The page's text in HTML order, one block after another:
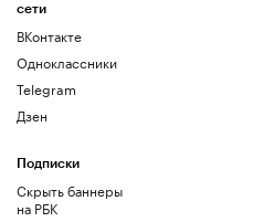
сети
ВКонтакте
Одноклассники
Telegram
Дзен
Подписки
Скрыть баннеры
на РБК